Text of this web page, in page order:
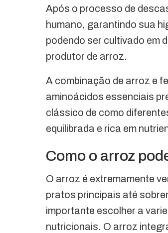
Após o processo de
humano, garantindo sua
podendo ser cultivado em
produtor de arroz.
A combinação de arroz e
aminoácidos essenciais
clássico de como
equilibrada e rica em
Como o arroz
O arroz é extremamente
pratos principais até
importante escolher a
nutricionais. O arroz